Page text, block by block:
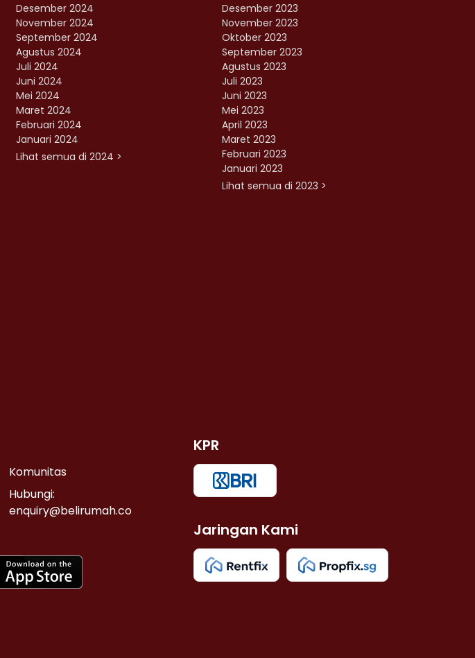
Desember 2024
November 2024
September 2024
Agustus 2024
Juli 2024
Juni 2024
Mei 2024
Maret 2024
Februari 2024
Januari 2024
Lihat semua di 2024 >
Desember 2023
November 2023
Oktober 2023
September 2023
Agustus 2023
Juli 2023
Juni 2023
Mei 2023
April 2023
Maret 2023
Februari 2023
Januari 2023
Lihat semua di 2023 >
Komunitas
Hubungi:
enquiry@belirumah.co
KPR
Jaringan Kami